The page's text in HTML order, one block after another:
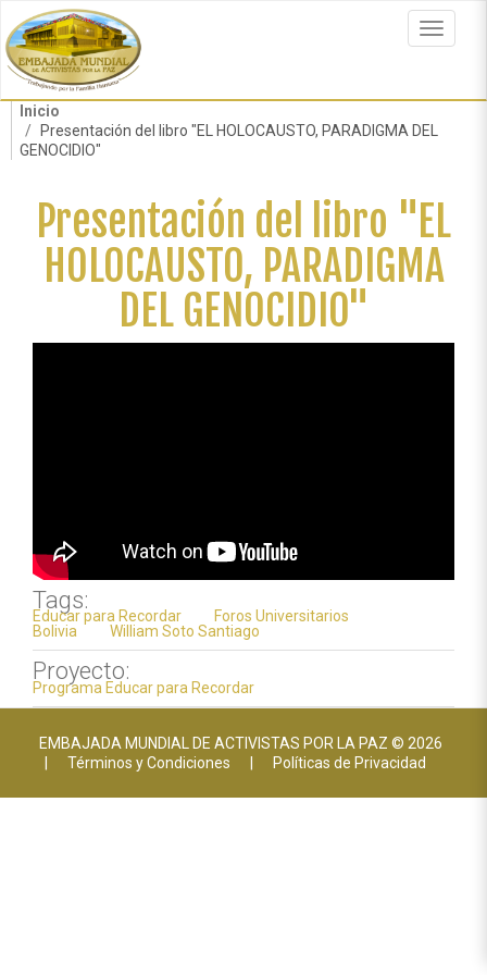
al
contenido
principal
Toggle
Inicio
Presentación del libro "EL HOLOCAUSTO, PARADIGMA DEL
GENOCIDIO"
Presentación del libro "EL
HOLOCAUSTO, PARADIGMA
DEL GENOCIDIO"
Tags:
Educar para Recordar
Foros Universitarios
Bolivia
William Soto Santiago
Proyecto:
Programa Educar para Recordar
EMBAJADA MUNDIAL DE ACTIVISTAS POR LA PAZ © 2026
Términos y Condiciones Políticas de Privacidad